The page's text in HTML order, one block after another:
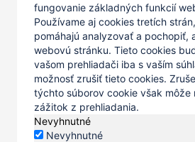
fungovanie základných funkcií
Používame aj cookies tretích
pomáhajú analyzovať a pochopiť,
webovú stránku. Tieto cookies
vašom prehliadači iba s vaším
možnosť zrušiť tieto cookies.
týchto súborov cookie však môže
zážitok z prehliadania.
Nevyhnutné
Nevyhnutné